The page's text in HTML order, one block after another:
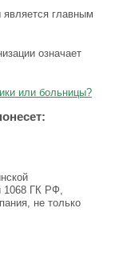
является главным
означает
или больницы?
1068 ГК РФ,
не только